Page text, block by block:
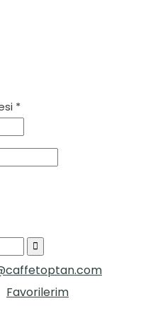
*
Favorilerim